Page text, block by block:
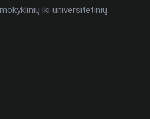
iki universitetinių.